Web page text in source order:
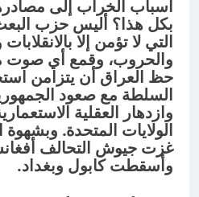
أسباب الخراب إلى
بكل هذا؟ أليس حزب البعث
التي لا تؤمن إلا
والحروب، وقمع أي
حظ العراق أن يتزامن
السلطة مع صعود
وازدهار العقلية
الولايات المتحدة.
غزت جيوش التحالف
وأسقطت كابول وبغداد.